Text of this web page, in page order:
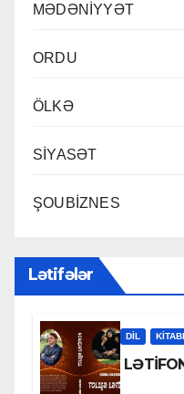
MƏDƏNİYYƏT
ORDU
ÖLKƏ
SİYASƏT
ŞOUBİZNES
Lətifələr
DİL